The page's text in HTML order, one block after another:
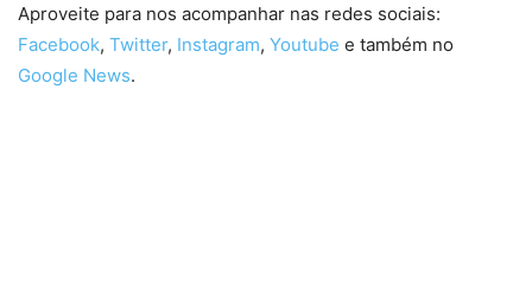
Aproveite para nos acompanhar nas redes sociais:
Facebook, Twitter, Instagram, Youtube e também no
Google News.